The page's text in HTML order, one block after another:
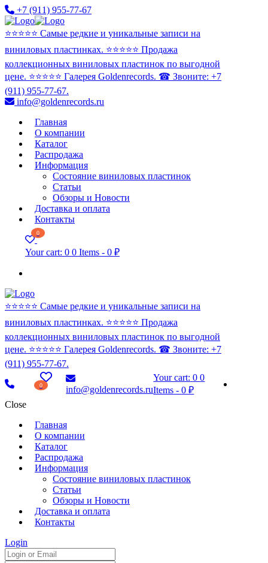
+7 (911) 955-77-67
⭐️⭐️⭐️⭐️⭐️ Самые редкие и уникальные записи на
виниловых пластинках. ⭐️⭐️⭐️⭐️⭐️ Продажа
коллекционных виниловых пластинок по выгодной
цене. ⭐️⭐️⭐️⭐️⭐️ Галерея Goldenrecords. ☎ Звоните: +7
(911) 955-77-67.
info@goldenrecords.ru
Главная
О компании
Каталог
Распродажа
Информация
Состояние виниловых пластинок
Статьи
Обзоры и Новости
Доставка и оплата
Контакты
0
Your cart: 0 0 Items - 0 ₽
⭐️⭐️⭐️⭐️⭐️ Самые редкие и уникальные записи на
виниловых пластинках. ⭐️⭐️⭐️⭐️⭐️ Продажа
коллекционных виниловых пластинок по выгодной
цене. ⭐️⭐️⭐️⭐️⭐️ Галерея Goldenrecords. ☎ Звоните: +7
(911) 955-77-67.
0 info@goldenrecords.ru
Your cart: 00
Items -0 ₽
Close
Главная
О компании
Каталог
Распродажа
Информация
Состояние виниловых пластинок
Статьи
Обзоры и Новости
Доставка и оплата
Контакты
Login